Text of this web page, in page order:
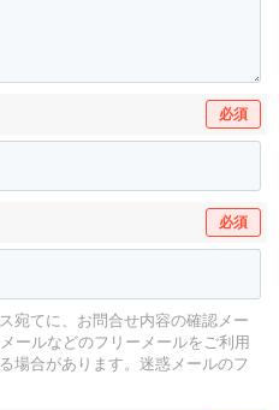
必須
必須
宛てに、お問合せ内容の確認メー
ールなどのフリーメールをご利用
場合があります。 迷惑メールのフ